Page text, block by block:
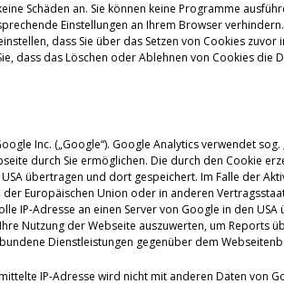
Schäden an. Sie können keine Programme
Einstellungen an Ihrem Browser
dass Sie über das Setzen von Cookies
dass das Löschen oder Ablehnen von Cookies die
Inc. („Google“). Google Analytics verwendet
durch Sie ermöglichen. Die durch den Cookie
übertragen und dort gespeichert. Im Falle der
Europäischen Union oder in anderen
IP-Adresse an einen Server von Google in den
Nutzung der Webseite auszuwerten, um Reports
Dienstleistungen gegenüber dem
IP-Adresse wird nicht mit anderen Daten von